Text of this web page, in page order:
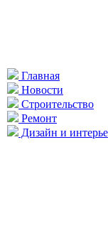
Главная
Новости
Строительство
Ремонт
Дизайн и